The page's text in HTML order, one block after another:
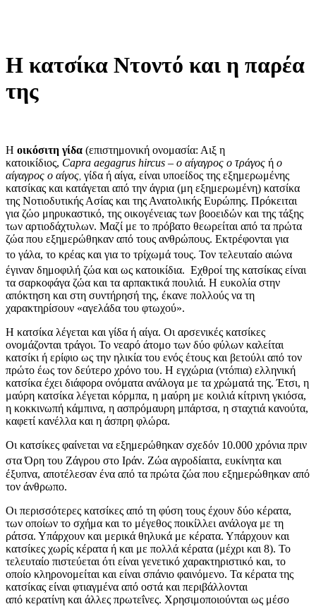
Η κατσίκα Ντοντό και η παρέα
της
Η οικόσιτη γίδα (επιστημονική ονομασία: Αιξ η
κατοικίδιος, Capra aegagrus hircus – ο αίγαγρος ο τράγος ή ο
αίγαγρος ο αίγος γίδα ή αίγα, είναι υποείδος της εξημερωμένης
κατσίκας και κατάγεται από την άγρια (μη εξημερωμένη) κατσίκα
της Νοτιοδυτικής Ασίας και της Ανατολικής Ευρώπης. Πρόκειται
για ζώο μηρυκαστικό, της οικογένειας των βοοειδών και της τάξης
των αρτιοδάχτυλων. Μαζί με το πρόβατο θεωρείται από τα πρώτα
ζώα που εξημερώθηκαν από τους ανθρώπους. Εκτρέφονται για
το γάλα, το κρέας και για το τρίχωμά τους. Τον τελευταίο αιώνα
έγιναν δημοφιλή ζώα και ως κατοικίδια. Εχθροί της κατσίκας είναι
τα σαρκοφάγα ζώα και τα αρπακτικά πουλιά. Η ευκολία στην
απόκτηση και στη συντήρησή της, έκανε πολλούς να τη
χαρακτηρίσουν «αγελάδα του φτωχού».
Η κατσίκα λέγεται και γίδα ή αίγα. Οι αρσενικές κατσίκες
ονομάζονται τράγοι. Το νεαρό άτομο των δύο φύλων καλείται
κατσίκι ή ερίφιο ως την ηλικία του ενός έτους και βετούλι από τον
πρώτο έως τον δεύτερο χρόνο του. Η εγχώρια (ντόπια) ελληνική
κατσίκα έχει διάφορα ονόματα ανάλογα με τα χρώματά της. Έτσι, η
μαύρη κατσίκα λέγεται κόρμπα, η μαύρη με κοιλιά κίτρινη γκιόσα,
η κοκκινωπή κάμπινα, η ασπρόμαυρη μπάρτσα, η σταχτιά κανούτα,
καφετί κανέλλα και η άσπρη φλώρα.
Οι κατσίκες φαίνεται να εξημερώθηκαν σχεδόν 10.000 χρόνια πριν
στα Όρη του Ζάγρου στο Ιράν. Ζώα αγροδίαιτα, ευκίνητα και
έξυπνα, αποτέλεσαν ένα από τα πρώτα ζώα που εξημερώθηκαν από
τον άνθρωπο.
Οι περισσότερες κατσίκες από τη φύση τους έχουν δύο κέρατα,
των οποίων το σχήμα και το μέγεθος ποικίλλει ανάλογα με τη
ράτσα. Υπάρχουν και μερικά θηλυκά με κέρατα. Υπάρχουν και
κατσίκες χωρίς κέρατα ή και με πολλά κέρατα (μέχρι και 8). Το
τελευταίο πιστεύεται ότι είναι γενετικό χαρακτηριστικό και, το
οποίο κληρονομείται και είναι σπάνιο φαινόμενο. Τα κέρατα της
κατσίκας είναι φτιαγμένα από οστά και περιβάλλονται
από κερατίνη και άλλες πρωτεΐνες. Χρησιμοποιούνται ως μέσο